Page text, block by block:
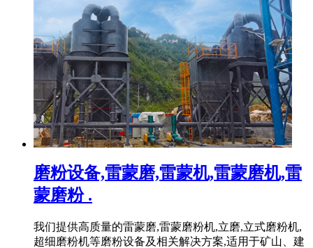
磨粉设备,雷蒙磨,雷蒙机,雷蒙磨机,雷
蒙磨粉 .
我们提供高质量的雷蒙磨,雷蒙磨粉机,立磨,立式磨粉机,
超细磨粉机等磨粉设备及相关解决方案,适用于矿山、建